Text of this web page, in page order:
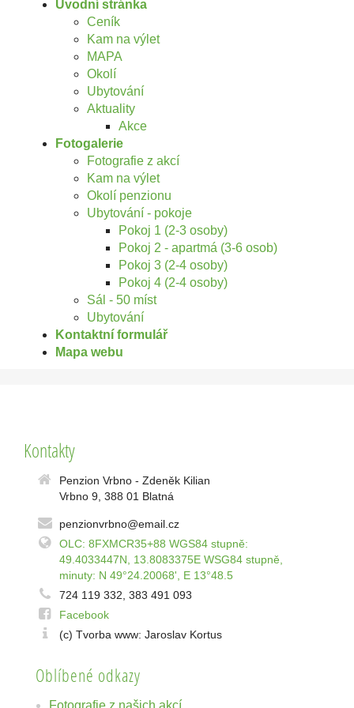
Úvodní stránka
Ceník
Kam na výlet
MAPA
Okolí
Ubytování
Aktuality
Akce
Fotogalerie
Fotografie z akcí
Kam na výlet
Okolí penzionu
Ubytování - pokoje
Pokoj 1 (2-3 osoby)
Pokoj 2 - apartmá (3-6 osob)
Pokoj 3 (2-4 osoby)
Pokoj 4 (2-4 osoby)
Sál - 50 míst
Ubytování
Kontaktní formulář
Mapa webu
Kontakty
Penzion Vrbno - Zdeněk Kilian
Vrbno 9, 388 01 Blatná
penzionvrbno@email.cz
OLC: 8FXMCR35+88 WGS84 stupně:
49.4033447N, 13.8083375E WSG84 stupně,
minuty: N 49°24.20068', E 13°48.5
724 119 332, 383 491 093
Facebook
(c) Tvorba www: Jaroslav Kortus
Oblíbené odkazy
Fotografie z našich akcí